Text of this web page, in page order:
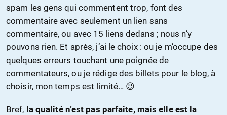
spam les gens qui commentent trop, font des
commentaire avec seulement un lien sans
commentaire, ou avec 15 liens dedans ; nous n’y
pouvons rien. Et après, j’ai le choix : ou je m’occupe des
quelques erreurs touchant une poignée de
commentateurs, ou je rédige des billets pour le blog, à
choisir, mon temps est limité… 😉
Bref, la qualité n’est pas parfaite, mais elle est la